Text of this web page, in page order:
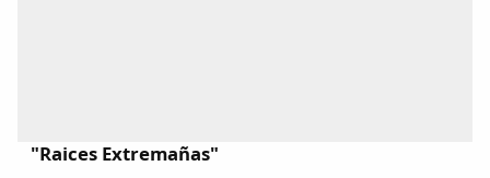
"Raices Extremañas"